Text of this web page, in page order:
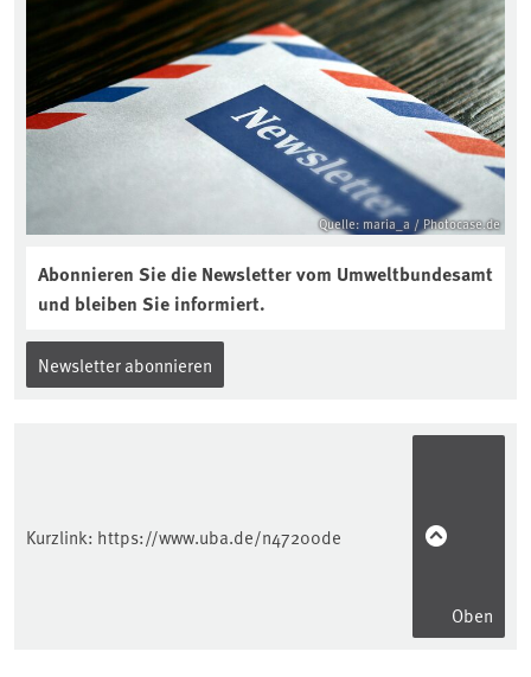
Quelle: maria_a / Photocase.de
Abonnieren Sie die Newsletter vom Umweltbundesamt
und bleiben Sie informiert.
Newsletter abonnieren
Kurzlink: https://www.uba.de/n47200de
Oben